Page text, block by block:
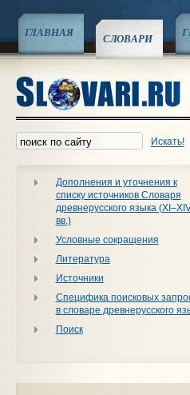
ГЛАВНАЯ СЛОВАРИ
Искать!
Дополнения и уточнения к
списку источников Словаря
древнерусского языка
вв.)
Условные сокращения
Литература
Источники
Специфика поисковых
в словаре древнерусского
Поиск